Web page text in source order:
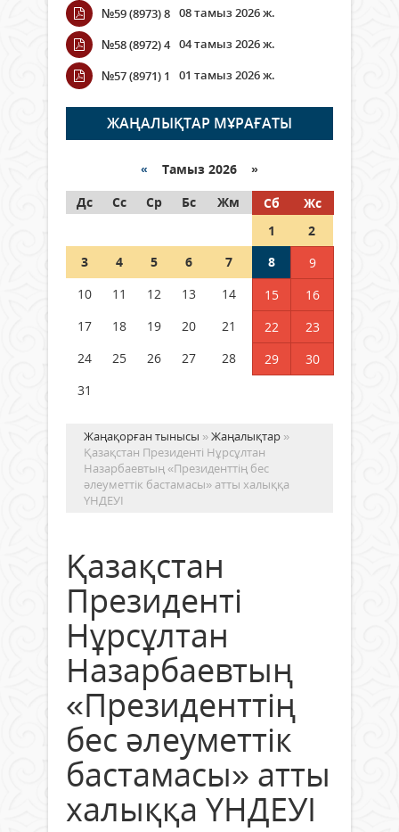
06 тамыз 2026 ж.
Wi-Fi ҚАБЫРҒА АРҚЫЛЫ ҚАЛАЙ
ӨТЕДІ?
06 тамыз 2026 ж. 263
граждане Казахстана,
05 тамыз 2026 ж. 144
Шетелде жүрген Қазақстан
азаматтары қалай дауыс бере
№59 (8973) 8 08 тамыз 2026 ж.
№58 (8972) 4 04 тамыз 2026 ж.
№57 (8971) 1
01 тамыз 2026 ж.
ЖАҢАЛЫҚТАР МҰРАҒАТЫ
« Тамыз 2026 »
Дс
Сс Ср Бс Жм Сб
Жс
1
2
3
4 5 6 7 8
9
10
11 12 13 14 15
16
17
18 19 20 21 22
23
24
25 26 27 28 29
30
31
Жаңақорған тынысы »Жаңалықтар »
Қазақстан Президенті Нұрсұлтан
Назарбаевтың «Президенттің бес
әлеуметтік бастамасы» атты халыққа
ҮНДЕУІ
Қазақстан
Президенті
Нұрсұлтан
Назарбаевтың
«Президенттің
бес әлеуметтік
бастамасы» атты
халыққа ҮНДЕУІ